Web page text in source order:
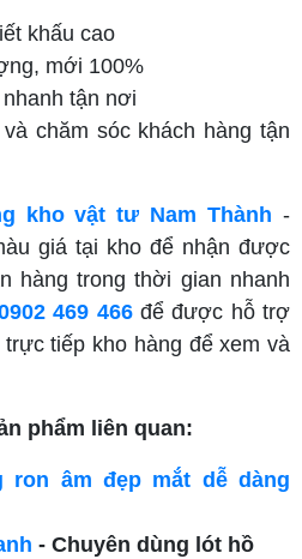
khấu cao
mới 100%
tận nơi
chăm sóc khách hàng tận
kho vật tư Nam Thành -
giá tại kho để nhận được
hàng trong thời gian nhanh
469 466để được hỗ trợ
tiếp kho hàng để xem và
phẩm liên quan:
ron âm đẹp mắt dễ dàng
- Chuyên dùng lót hồ